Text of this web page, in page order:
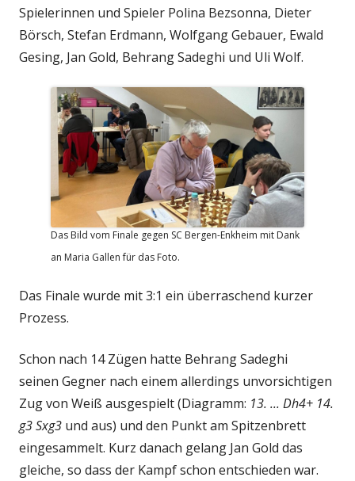
Spielerinnen und Spieler Polina Bezsonna, Dieter
Börsch, Stefan Erdmann, Wolfgang Gebauer, Ewald
Gesing, Jan Gold, Behrang Sadeghi und Uli Wolf.
Das Bild vom Finale gegen SC Bergen-Enkheim mit Dank
an Maria Gallen für das Foto.
Das Finale wurde mit 3:1 ein überraschend kurzer
Prozess.
Schon nach 14 Zügen hatte Behrang Sadeghi
seinen Gegner nach einem allerdings unvorsichtigen
Zug von Weiß ausgespielt (Diagramm: 13. ... Dh4+ 14.
g3 Sxg3 und aus) und den Punkt am Spitzenbrett
eingesammelt. Kurz danach gelang Jan Gold das
gleiche, so dass der Kampf schon entschieden war.